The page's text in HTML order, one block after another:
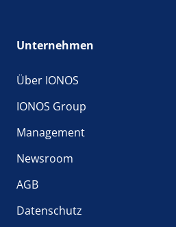
Unternehmen
Über IONOS
IONOS Group
Management
Newsroom
AGB
Datenschutz